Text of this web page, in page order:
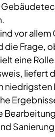
vor
die Frage,
eine
liefert